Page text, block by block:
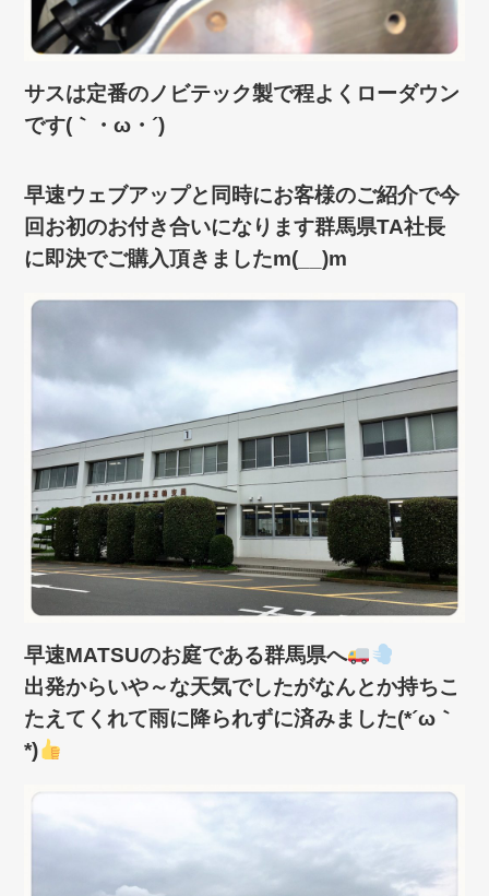
サスは定番のノビテック製で程よくローダウン
です(｀・ω・´)ゞ
早速ウェブアップと同時にお客様のご紹介で今
回お初のお付き合いになります群馬県TA社長
に即決でご購入頂きましたm(__)m
早速MATSUのお庭である群馬県へ
出発からいや～な天気でしたがなんとか持ちこ
たえてくれて雨に降られずに済みました(*´ω｀
*)